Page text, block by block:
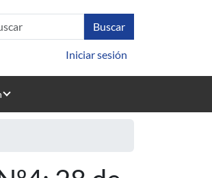
Iniciar sesión